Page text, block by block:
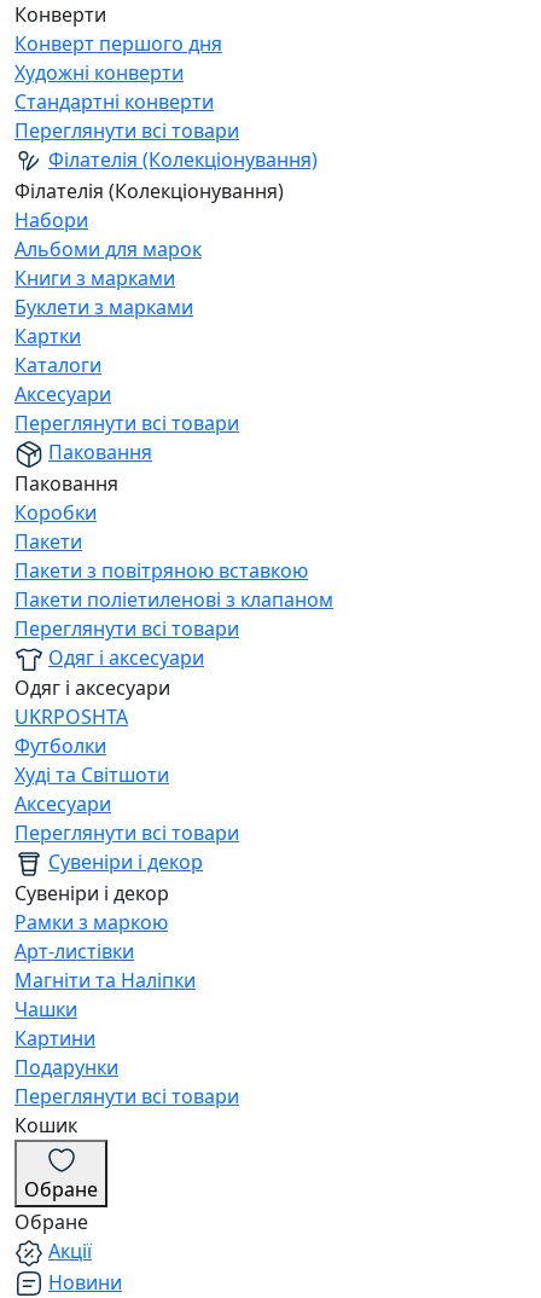
Конверти
Конверт першого дня
Художні конверти
Стандартні конверти
Переглянути всі товари
Філателія (Колекціонування)
Філателія (Колекціонування)
Набори
Альбоми для марок
Книги з марками
Буклети з марками
Картки
Каталоги
Аксесуари
Переглянути всі товари
Паковання
Паковання
Коробки
Пакети
Пакети з повітряною вставкою
Пакети поліетиленові з клапаном
Переглянути всі товари
Одяг і аксесуари
Одяг і аксесуари
UKRPOSHTA
Футболки
Худі та Світшоти
Аксесуари
Переглянути всі товари
Сувеніри і декор
Сувеніри і декор
Рамки з маркою
Арт-листівки
Магніти та Наліпки
Чашки
Картини
Подарунки
Переглянути всі товари
Кошик
Обране
Обране
Акції
Новини